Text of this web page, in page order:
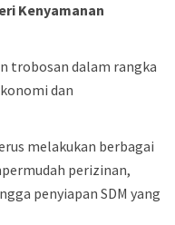
Kenyamanan
trobosan dalam rangka
dan
melakukan berbagai
perizinan,
penyiapan SDM yang